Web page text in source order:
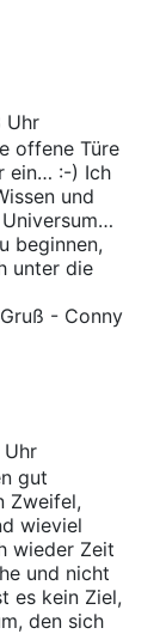
Uhr
offene Türe
ein… :-) Ich
und
beginnen,
unter die
- Conny
gut
Zweifel,
wieviel
wieder Zeit
und nicht
es kein Ziel,
den sich